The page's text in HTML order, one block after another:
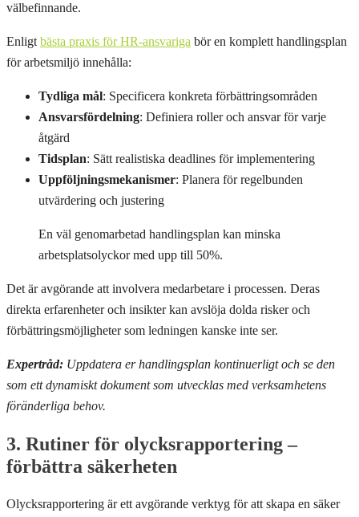
välbefinnande.
Enligt bästa praxis för HR-ansvariga bör en komplett handlingsplan
för arbetsmiljö innehålla:
Tydliga mål: Specificera konkreta förbättringsområden
Ansvarsfördelning: Definiera roller och ansvar för varje
åtgärd
Tidsplan: Sätt realistiska deadlines för implementering
Uppföljningsmekanismer: Planera för regelbunden
utvärdering och justering
En väl genomarbetad handlingsplan kan minska
arbetsplatsolyckor med upp till 50%.
Det är avgörande att involvera medarbetare i processen. Deras
direkta erfarenheter och insikter kan avslöja dolda risker och
förbättringsmöjligheter som ledningen kanske inte ser.
Expertråd: Uppdatera er handlingsplan kontinuerligt och se den
som ett dynamiskt dokument som utvecklas med verksamhetens
föränderliga behov.
3. Rutiner för olycksrapportering –
förbättra säkerheten
Olycksrapportering är ett avgörande verktyg för att skapa en säker